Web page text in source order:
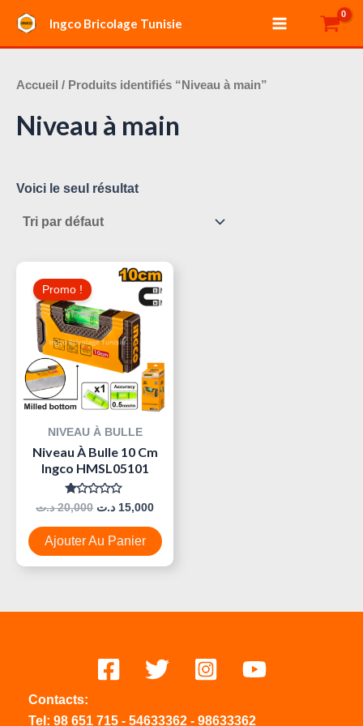
contenu
Ingco Bricolage Tunisie
Main
Menu
Accueil / Produits identifiés “Niveau à main”
Niveau à main
Voici le seul résultat
Promo !
NIVEAU À BULLE
Niveau À Bulle 10 Cm
Ingco HMSL05101
Note
0
Sur
5
20,000 د.ت
Était :
15,000 د.ت
Le
Prix
Actuel
Ajouter Au Panier
Contacts:
Tel: 98 651 715 - 54633362 - 98633362